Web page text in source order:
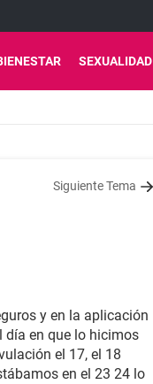
SEXUALIDAD
Siguiente Tema
y en la aplicación
día en que lo hicimos
el 17, el 18
en el 23 24 lo